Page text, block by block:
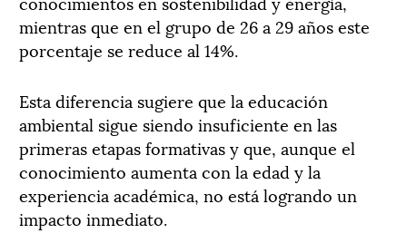
mientras que en el grupo de 26 a 29 años este
porcentaje se reduce al 14%.
Esta diferencia sugiere que la educación
ambiental sigue siendo insuficiente en las
primeras etapas formativas y que, aunque el
conocimiento aumenta con la edad y la
experiencia académica, no está logrando un
impacto inmediato.